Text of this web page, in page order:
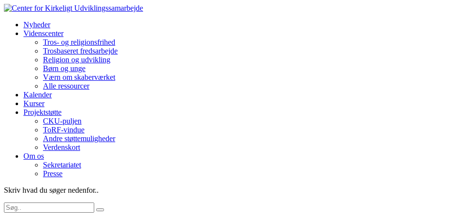
Nyheder
Videnscenter
Tros- og religionsfrihed
Trosbaseret fredsarbejde
Religion og udvikling
Børn og unge
Værn om skaberværket
Alle ressourcer
Kalender
Kurser
Projektstøtte
CKU-puljen
ToRF-vindue
Andre støttemuligheder
Verdenskort
Om os
Sekretariatet
Presse
Skriv hvad du søger nedenfor..